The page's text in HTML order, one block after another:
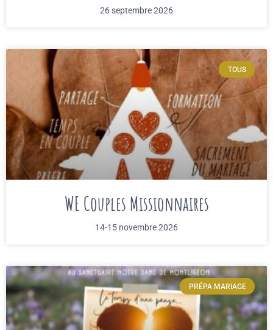
26 septembre 2026
TOUS
WE Couples Missionnaires
14-15 novembre 2026
PRÉPA MARIAGE